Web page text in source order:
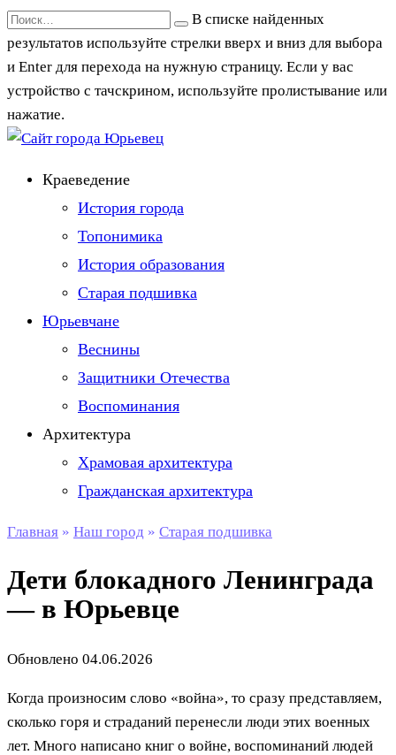
Перейти
к
содержанию
Search
for:
В списке найденных
результатов используйте стрелки вверх и вниз для выбора
и Enter для перехода на нужную страницу. Если у вас
устройство с тачскрином, используйте пролистывание или
нажатие.
Краеведение
История города
Топонимика
История образования
Старая подшивка
Юрьевчане
Веснины
Защитники Отечества
Воспоминания
Архитектура
Храмовая архитектура
Гражданская архитектура
Главная » Наш город » Старая подшивка
Дети блокадного Ленинграда
— в Юрьевце
Обновлено 04.06.2026
Когда произносим слово «война», то сразу представляем,
сколько горя и страданий перенесли люди этих военных
лет. Много написано книг о войне, воспоминаний людей